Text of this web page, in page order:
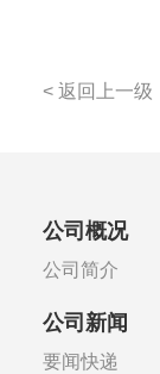
< 返回上一级
公司概况
公司简介
公司新闻
要闻快递